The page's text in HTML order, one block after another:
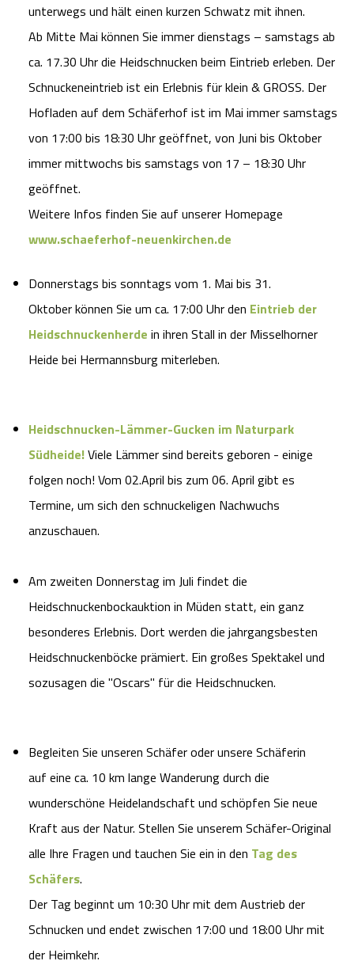
unterwegs und hält einen kurzen Schwatz mit ihnen.
Ab Mitte Mai können Sie immer dienstags – samstags ab
ca. 17.30 Uhr die Heidschnucken beim Eintrieb erleben. Der
Schnuckeneintrieb ist ein Erlebnis für klein & GROSS. Der
Hofladen auf dem Schäferhof ist im Mai immer samstags
von 17:00 bis 18:30 Uhr geöffnet, von Juni bis Oktober
immer mittwochs bis samstags von 17 – 18:30 Uhr
geöffnet.
Weitere Infos finden Sie auf unserer Homepage
www.schaeferhof-neuenkirchen.de
Donnerstags bis sonntags vom 1. Mai bis 31.
Oktober können Sie um ca. 17:00 Uhr den Eintrieb der
Heidschnuckenherde in ihren Stall in der Misselhorner
Heide bei Hermannsburg miterleben.
Heidschnucken-Lämmer-Gucken im Naturpark
Südheide!Viele Lämmer sind bereits geboren - einige
folgen noch! Vom 02.April bis zum 06. April gibt es
Termine, um sich den schnuckeligen Nachwuchs
anzuschauen.
Am zweiten Donnerstag im Juli findet die
Heidschnuckenbockauktion in Müden statt, ein ganz
besonderes Erlebnis. Dort werden die jahrgangsbesten
Heidschnuckenböcke prämiert. Ein großes Spektakel und
sozusagen die "Oscars" für die Heidschnucken.
Begleiten Sie unseren Schäfer oder unsere Schäferin
auf eine ca. 10 km lange Wanderung durch die
wunderschöne Heidelandschaft und schöpfen Sie neue
Kraft aus der Natur. Stellen Sie unserem Schäfer-Original
alle Ihre Fragen und tauchen Sie ein in den Tag des
Schäfers.
Der Tag beginnt um 10:30 Uhr mit dem Austrieb der
Schnucken und endet zwischen 17:00 und 18:00 Uhr mit
der Heimkehr.